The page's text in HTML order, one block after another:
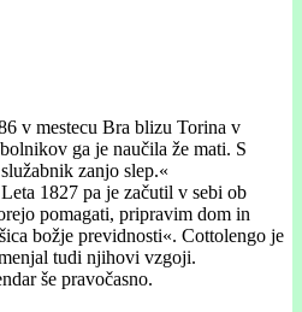
v mestecu Bra blizu Torina v
ga je naučila že mati. S
zanjo slep.«
1827 pa je začutil v sebi ob
pomagati, pripravim dom in
božje previdnosti«. Cottolengo je
tudi njihovi vzgoji.
še pravočasno.